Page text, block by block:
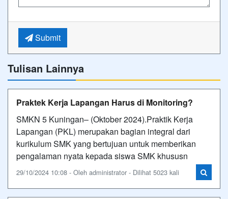
Submit
Tulisan Lainnya
Praktek Kerja Lapangan Harus di Monitoring?
SMKN 5 Kuningan– (Oktober 2024).Praktik Kerja
Lapangan (PKL) merupakan bagian integral dari
kurikulum SMK yang bertujuan untuk memberikan
pengalaman nyata kepada siswa SMK khususn
29/10/2024 10:08 - Oleh administrator - Dilihat 5023 kali